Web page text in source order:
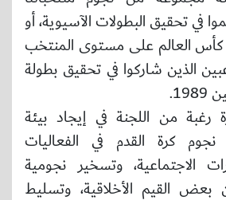
في تحقيق البطولات الآسيوية، أو
كأس العالم على مستوى المنتخب
الذين شاركوا في تحقيق بطولة
رغبة من اللجنة في إيجاد بيئة
كرة القدم في الفعاليات
الاجتماعية، وتسخير نجومية
بعض القيم الأخلاقية، وتسليط